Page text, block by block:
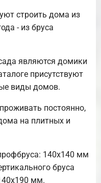
строить дома из
- из бруса
являются домики
присутствуют
виды домов.
постоянно,
на плитных и
140х140 мм
бруса
мм.